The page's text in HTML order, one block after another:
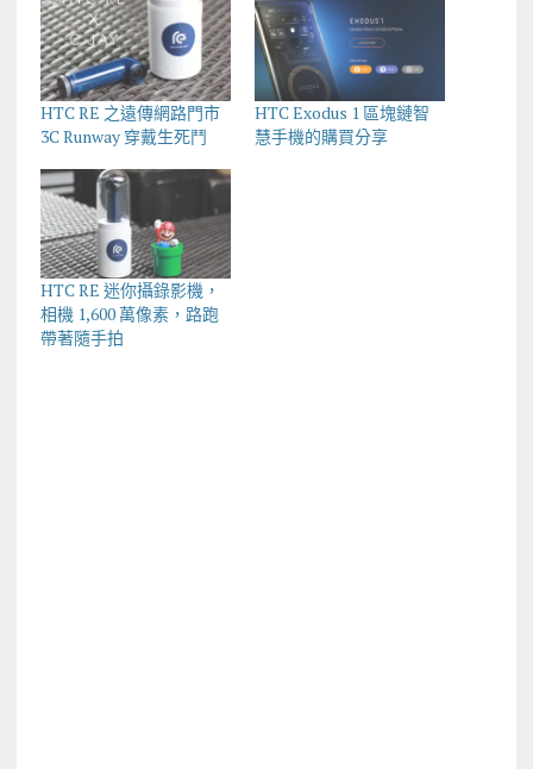
HTC RE 之遠傳網路門市
3C Runway 穿戴生死鬥
HTC Exodus 1 區塊鏈智
慧手機的購買分享
HTC RE 迷你攝錄影機，
相機 1,600 萬像素，路跑
帶著隨手拍